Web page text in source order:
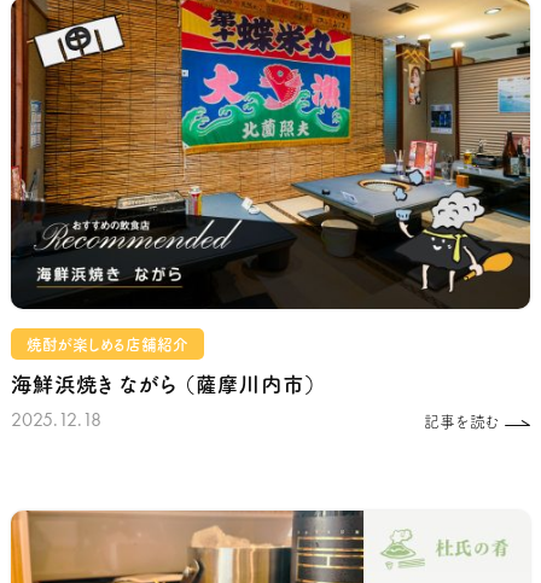
焼酎が楽しめる店舗紹介
海鮮浜焼き ながら （薩摩川内市）
2025.12.18 記事を読む